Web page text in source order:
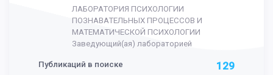
ЛАБОРАТОРИЯ ПСИХОЛОГИИ
ПОЗНАВАТЕЛЬНЫХ ПРОЦЕССОВ И
МАТЕМАТИЧЕСКОЙ ПСИХОЛОГИИ
Заведующий(ая) лабораторией
Публикаций в поиске 129